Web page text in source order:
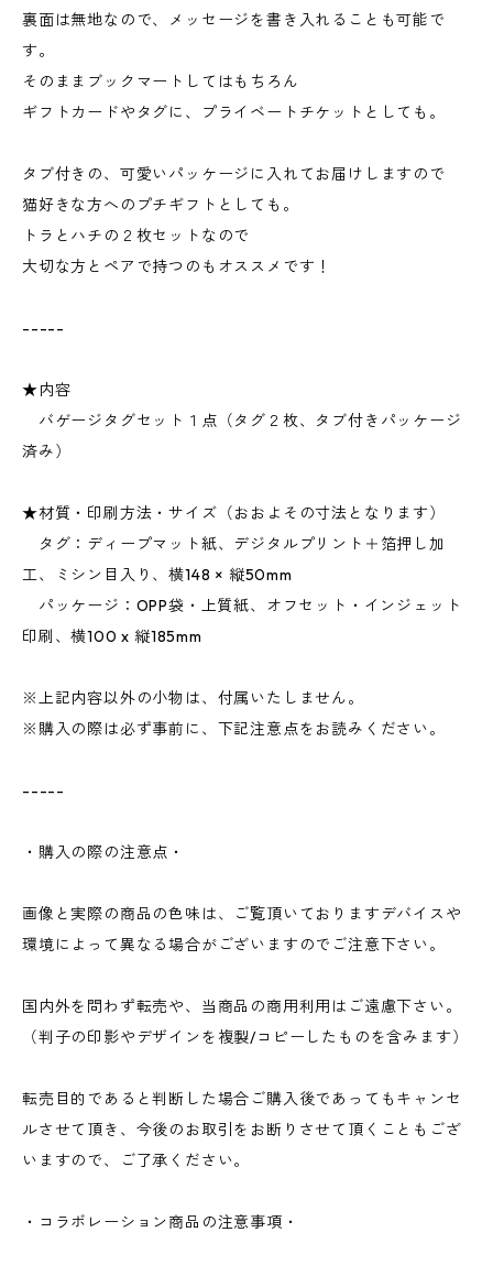
裏面は無地なので、メッセージを書き入れることも可能で
す。
そのままブックマートしてはもちろん
ギフトカードやタグに、プライベートチケットとしても。
タブ付きの、可愛いパッケージに入れてお届けしますので
猫好きな方へのプチギフトとしても。
トラとハチの２枚セットなので
大切な方とペアで持つのもオススメです！
-----
★内容
バゲージタグセット１点（タグ２枚、タブ付きパッケージ
済み）
★材質・印刷方法・サイズ（おおよその寸法となります）
タグ：ディープマット紙、デジタルプリント＋箔押し加
工、ミシン目入り、横148 × 縦50mm
パッケージ：OPP袋・上質紙、オフセット・インジェット
印刷、横100 x 縦185mm
※上記内容以外の小物は、付属いたしません。
※購入の際は必ず事前に、下記注意点をお読みください。
-----
・購入の際の注意点・
画像と実際の商品の色味は、ご覧頂いておりますデバイスや
環境によって異なる場合がございますのでご注意下さい。
国内外を問わず転売や、当商品の商用利用はご遠慮下さい。
（判子の印影やデザインを複製/コピーしたものを含みます）
転売目的であると判断した場合ご購入後であってもキャンセ
ルさせて頂き、今後のお取引をお断りさせて頂くこともござ
いますので、ご了承ください。
・コラボレーション商品の注意事項・